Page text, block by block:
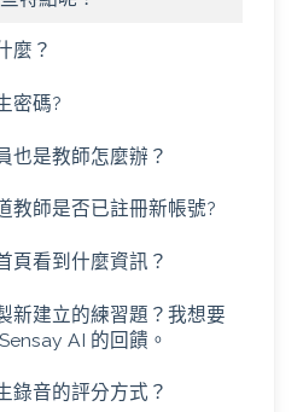
麼？
密碼?
也是教師怎麼辦？
教師是否已註冊新帳號?
頁看到什麼資訊？
新建立的練習題？我想要
AI 的回饋。
錄音的評分方式？